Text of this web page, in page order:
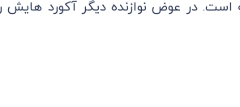
در عوض نوازنده دیگر آکورد هایش را